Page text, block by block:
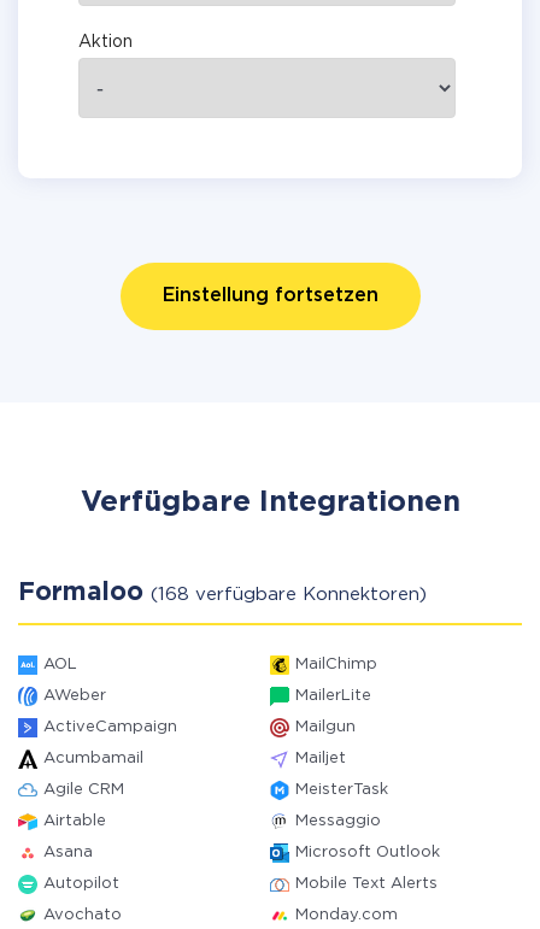
Aktion
Einstellung fortsetzen
Verfügbare Integrationen
Formaloo (168 verfügbare Konnektoren)
AOL MailChimp
AWeber MailerLite
ActiveCampaign Mailgun
Acumbamail Mailjet
Agile CRM MeisterTask
Airtable Messaggio
Asana Microsoft Outlook
Autopilot Mobile Text Alerts
Avochato Monday.com